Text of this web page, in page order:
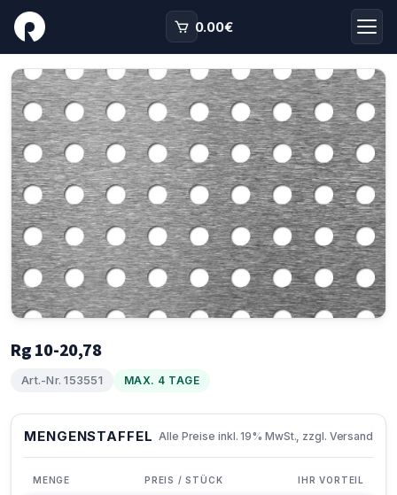
0.00€
Rg 10-20,78
Art.-Nr. 153551 MAX. 4 TAGE
MENGENSTAFFEL Alle Preise inkl. 19% MwSt., zzgl. Versand
MENGE PREIS / STÜCK IHR VORTEIL